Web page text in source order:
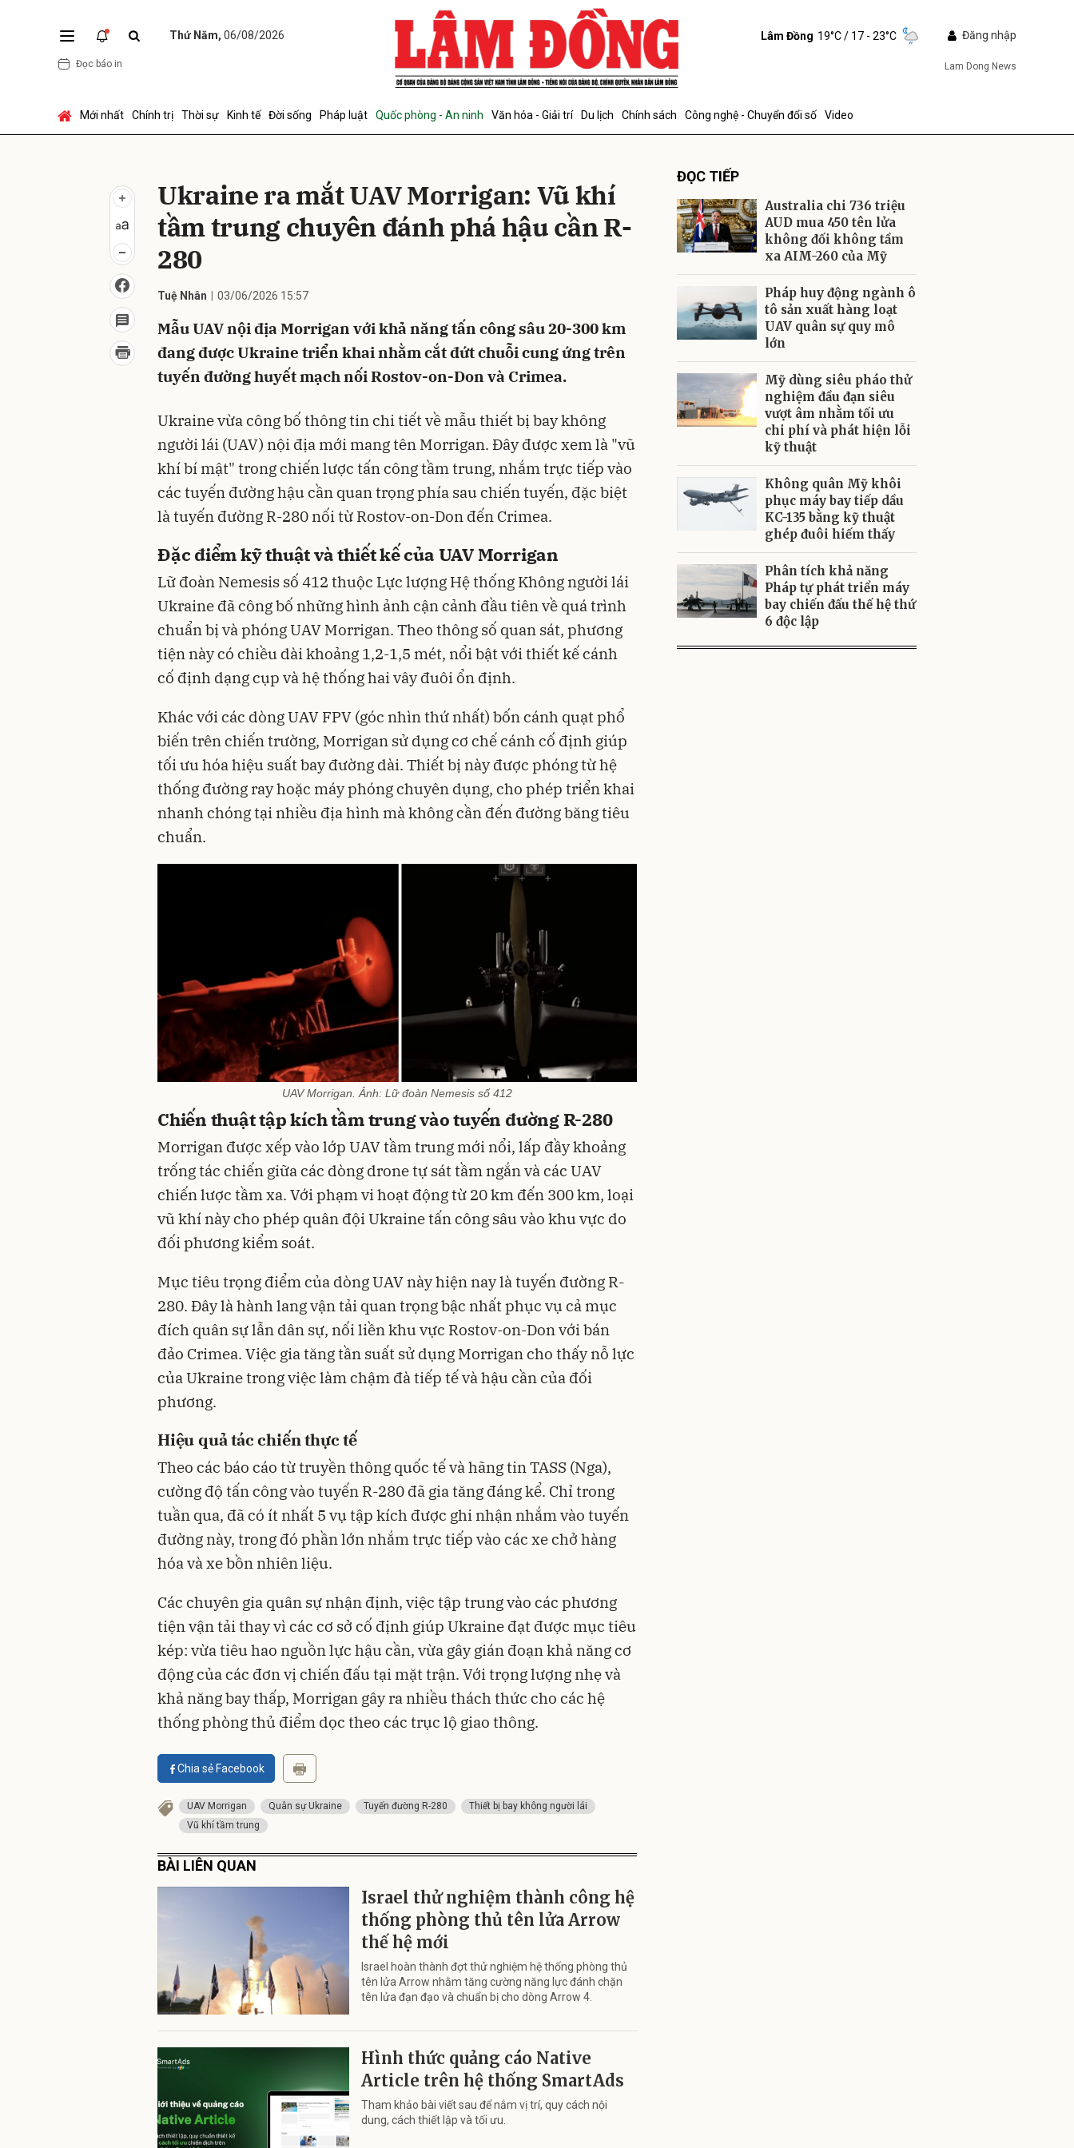
Thứ Năm, 06/08/2026
Đọc báo in
Lâm Đồng 19°C/ 17 - 23°C Đăng nhập
Lam Dong News
Mới nhất Chính trị Thời sự Kinh tế Đời sống Pháp luật Quốc phòng - An ninh Văn hóa - Giải trí Du lịch Chính sách Công nghệ - Chuyển đổi số Video
Ukraine ra mắt UAV Morrigan: Vũ khí
tầm trung chuyên đánh phá hậu cần R-
280
Tuệ Nhân 03/06/2026 15:57
Mẫu UAV nội địa Morrigan với khả năng tấn công sâu 20-300 km
đang được Ukraine triển khai nhằm cắt đứt chuỗi cung ứng trên
tuyến đường huyết mạch nối Rostov-on-Don và Crimea.
Ukraine vừa công bố thông tin chi tiết về mẫu thiết bị bay không
người lái (UAV) nội địa mới mang tên Morrigan. Đây được xem là "vũ
khí bí mật" trong chiến lược tấn công tầm trung, nhắm trực tiếp vào
các tuyến đường hậu cần quan trọng phía sau chiến tuyến, đặc biệt
là tuyến đường R-280 nối từ Rostov-on-Don đến Crimea.
Đặc điểm kỹ thuật và thiết kế của UAV Morrigan
Lữ đoàn Nemesis số 412 thuộc Lực lượng Hệ thống Không người lái
Ukraine đã công bố những hình ảnh cận cảnh đầu tiên về quá trình
chuẩn bị và phóng UAV Morrigan. Theo thông số quan sát, phương
tiện này có chiều dài khoảng 1,2-1,5 mét, nổi bật với thiết kế cánh
cố định dạng cụp và hệ thống hai vây đuôi ổn định.
Khác với các dòng UAV FPV (góc nhìn thứ nhất) bốn cánh quạt phổ
biến trên chiến trường, Morrigan sử dụng cơ chế cánh cố định giúp
tối ưu hóa hiệu suất bay đường dài. Thiết bị này được phóng từ hệ
thống đường ray hoặc máy phóng chuyên dụng, cho phép triển khai
nhanh chóng tại nhiều địa hình mà không cần đến đường băng tiêu
chuẩn.
UAV Morrigan. Ảnh: Lữ đoàn Nemesis số 412
Chiến thuật tập kích tầm trung vào tuyến đường R-280
Morrigan được xếp vào lớp UAV tầm trung mới nổi, lấp đầy khoảng
trống tác chiến giữa các dòng drone tự sát tầm ngắn và các UAV
chiến lược tầm xa. Với phạm vi hoạt động từ 20 km đến 300 km, loại
vũ khí này cho phép quân đội Ukraine tấn công sâu vào khu vực do
đối phương kiểm soát.
Mục tiêu trọng điểm của dòng UAV này hiện nay là tuyến đường R-
280. Đây là hành lang vận tải quan trọng bậc nhất phục vụ cả mục
đích quân sự lẫn dân sự, nối liền khu vực Rostov-on-Don với bán
đảo Crimea. Việc gia tăng tần suất sử dụng Morrigan cho thấy nỗ lực
của Ukraine trong việc làm chậm đà tiếp tế và hậu cần của đối
phương.
Hiệu quả tác chiến thực tế
Theo các báo cáo từ truyền thông quốc tế và hãng tin TASS (Nga),
cường độ tấn công vào tuyến R-280 đã gia tăng đáng kể. Chỉ trong
tuần qua, đã có ít nhất 5 vụ tập kích được ghi nhận nhắm vào tuyến
đường này, trong đó phần lớn nhắm trực tiếp vào các xe chở hàng
hóa và xe bồn nhiên liệu.
Các chuyên gia quân sự nhận định, việc tập trung vào các phương
tiện vận tải thay vì các cơ sở cố định giúp Ukraine đạt được mục tiêu
kép: vừa tiêu hao nguồn lực hậu cần, vừa gây gián đoạn khả năng cơ
động của các đơn vị chiến đấu tại mặt trận. Với trọng lượng nhẹ và
khả năng bay thấp, Morrigan gây ra nhiều thách thức cho các hệ
thống phòng thủ điểm dọc theo các trục lộ giao thông.
Chia sẻ Facebook
UAV Morrigan Quân sự Ukraine Tuyến đường R-280
Thiết bị bay không người lái
Vũ khí tầm trung
BÀI LIÊN QUAN
Israel thử nghiệm thành công hệ
thống phòng thủ tên lửa Arrow
thế hệ mới
Israel hoàn thành đợt thử nghiệm hệ thống phòng thủ
tên lửa Arrow nhằm tăng cường năng lực đánh chặn
tên lửa đạn đạo và chuẩn bị cho dòng Arrow 4.
Hình thức quảng cáo Native
Article trên hệ thống SmartAds
Tham khảo bài viết sau để nắm vị trí, quy cách nội
dung, cách thiết lập và tối ưu.
ĐỌC TIẾP
Australia chi 736 triệu
AUD mua 450 tên lửa
không đối không tầm
xa AIM-260 của Mỹ
Pháp huy động ngành ô
tô sản xuất hàng loạt
UAV quân sự quy mô
lớn
Mỹ dùng siêu pháo thử
nghiệm đầu đạn siêu
vượt âm nhằm tối ưu
chi phí và phát hiện lỗi
kỹ thuật
Không quân Mỹ khôi
phục máy bay tiếp dầu
KC-135 bằng kỹ thuật
ghép đuôi hiếm thấy
Phân tích khả năng
Pháp tự phát triển máy
bay chiến đấu thế hệ thứ
6 độc lập
Gửi bình luận